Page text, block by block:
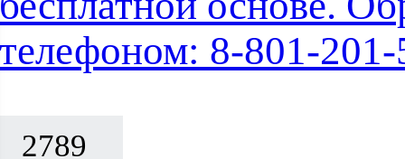
телефоном: 8-801-
2789